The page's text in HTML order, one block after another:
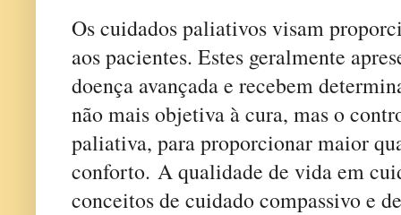
Os cuidados paliativos visam
aos pacientes. Estes geralmente
doença avançada e recebem
não mais objetiva à cura, mas o
paliativa, para proporcionar maior
conforto. A qualidade de vida em
conceitos de cuidado compassivo e